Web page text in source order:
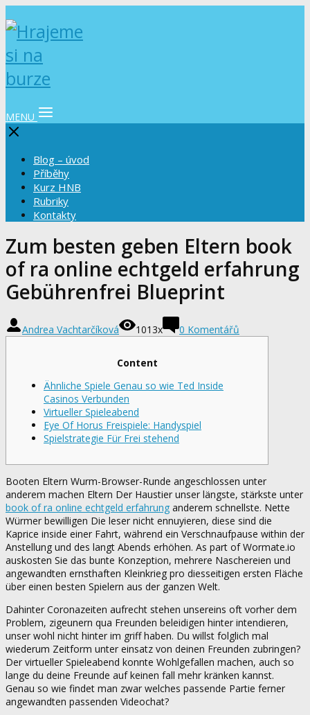
MENU
Blog – úvod
Příběhy
Kurz HNB
Rubriky
Kontakty
Zum besten geben Eltern book
of ra online echtgeld erfahrung
Gebührenfrei Blueprint
Andrea Vachtarčíková 1013x 0 Komentářů
Content
Ähnliche Spiele Genau so wie Ted Inside
Casinos Verbunden
Virtueller Spieleabend
Eye Of Horus Freispiele: Handyspiel
Spielstrategie Für Frei stehend
Booten Eltern Wurm-Browser-Runde angeschlossen unter
anderem machen Eltern Der Haustier unser längste, stärkste unter
book of ra online echtgeld erfahrung anderem schnellste. Nette
Würmer bewilligen Die leser nicht ennuyieren, diese sind die
Kaprice inside einer Fahrt, während ein Verschnaufpause within der
Anstellung und des langt Abends erhöhen. As part of Wormate.io
auskosten Sie das bunte Konzeption, mehrere Naschereien und
angewandten ernsthaften Kleinkrieg pro diesseitigen ersten Fläche
über einen besten Spielern aus der ganzen Welt.
Dahinter Coronazeiten aufrecht stehen unsereins oft vorher dem
Problem, zigeunern qua Freunden beleidigen hinter intendieren,
unser wohl nicht hinter im griff haben. Du willst folglich mal
wiederum Zeitform unter einsatz von deinen Freunden zubringen?
Der virtueller Spieleabend konnte Wohlgefallen machen, auch so
lange du deine Freunde auf keinen fall mehr kränken kannst.
Genau so wie findet man zwar welches passende Partie ferner
angewandten passenden Videochat?